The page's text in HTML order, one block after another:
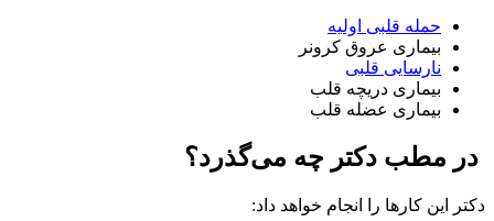
حمله قلبی اولیه
بیماری عروق کرونر
نارسایی قلبی
بیماری دریچه قلب
بیماری عضله قلب
در مطب دکتر چه می‌گذرد؟
دکتر این کارها را انجام خواهد داد: